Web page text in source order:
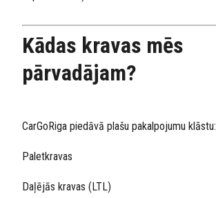
Kādas kravas mēs
pārvadājam?
CarGoRiga piedāvā plašu pakalpojumu klāstu:
Paletkravas
Daļējās kravas (LTL)